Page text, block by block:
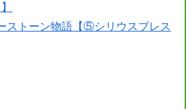
ストーン物語【⑤シリウスブレス